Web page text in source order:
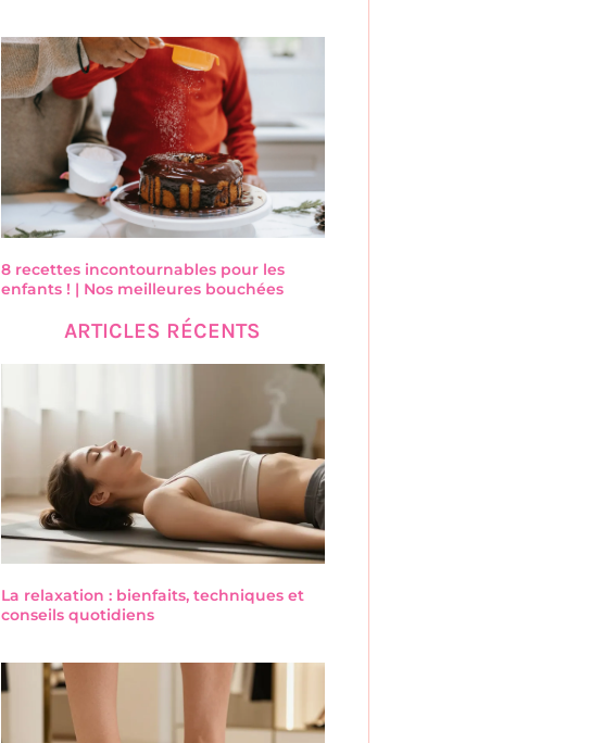
8 recettes incontournables pour les
enfants ! | Nos meilleures bouchées
ARTICLES RÉCENTS
La relaxation : bienfaits, techniques et
conseils quotidiens